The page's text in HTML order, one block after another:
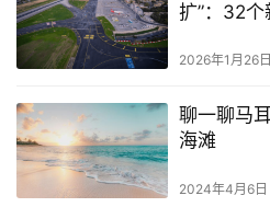
扩”：32
2026年1月26日
聊一聊马
海滩
2024年4月6日